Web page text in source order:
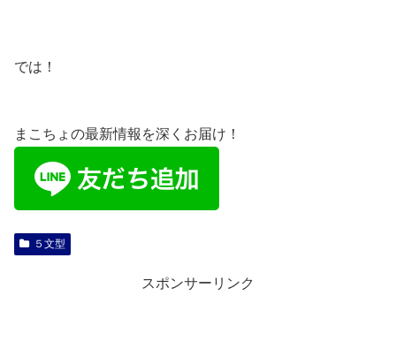
では！
まこちょの最新情報を深くお届け！
５文型
スポンサーリンク